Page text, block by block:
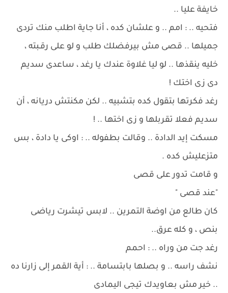
خايفة عليا ..
فتحيه .. : امم .. و علشان كده ، أنا جاية اطلب منك تردى
جميلها .. قصى مش بيرفضلك طلب و لو على رقـبته ،
خليه ينقذها .. لو ليا غلاوة عندك يا رغد ، ساعدى سديم
دى زى اختك !
رغد فكرتها بتقول كده بتشبيه .. لكن مكنتش دريانه ، أن
سديم فعلا تقربلها و زى اختها .. !
مسكت إيد الدادة .. وقالت بطفوله .. : اوكى يا دادة ، بس
متزعليش كده .
و قامت تدور على قصى
"عند قصى "
كان طالع من اوضة التمرين .. لابس تيشرت رياضى
بنص ، و كله عرق..
رغد جت من وراه .. : احمم
نشف راسه .. و بصلها بابتسامة .. : أية القمر إلى زارنا ده
.. خير مش بعاويدك تيجى اليمادى